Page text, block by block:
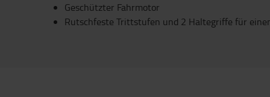
Geschützter Fahrmotor
Rutschfeste Trittstufen und 2 Haltegriffe für